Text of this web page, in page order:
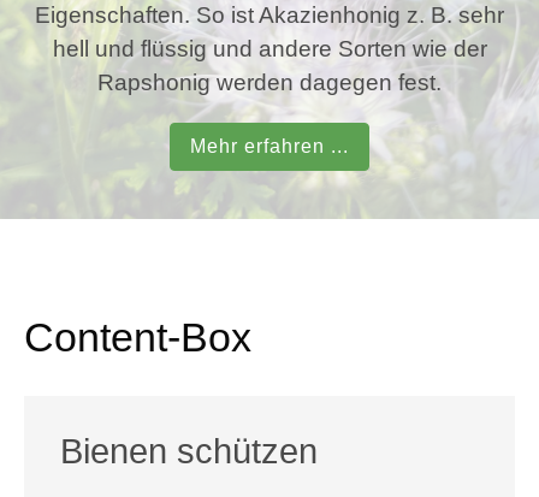
Eigenschaften. So ist Akazienhonig z. B. sehr
hell und flüssig und andere Sorten wie der
Rapshonig werden dagegen fest.
Mehr erfahren ...
Content-Box
Bienen schützen